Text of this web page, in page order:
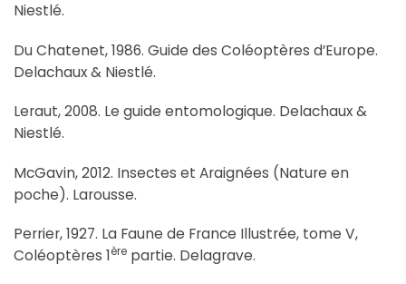
Niestlé.
Du Chatenet, 1986. Guide des Coléoptères d’Europe.
Delachaux & Niestlé.
Leraut, 2008. Le guide entomologique. Delachaux &
Niestlé.
McGavin, 2012. Insectes et Araignées (Nature en
poche). Larousse.
Perrier, 1927. La Faune de France Illustrée, tome V,
Coléoptères 1ère partie. Delagrave.